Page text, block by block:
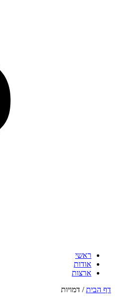
ראשי
אודות
ארצות
דף הבית/ דמויות